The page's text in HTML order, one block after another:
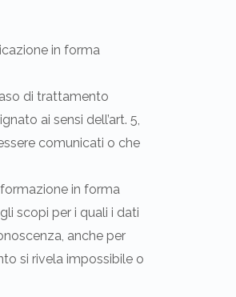
in forma
di trattamento
ai sensi dell’art. 5,
comunicati o che
in forma
scopi per i quali i dati
anche per
si rivela impossibile o